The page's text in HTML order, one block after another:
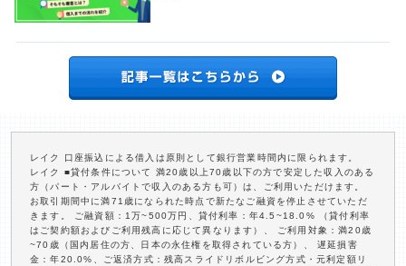
レイク 口座振込による借入は原則として銀行営業時間内に限られます。
レイク ■貸付条件について 満20歳以上70歳以下の方で安定した収入のある
方（パート・アルバイトで収入のある方も可）は、ご利用いただけます。
お取引期間中に満71歳になられた時点で新たなご融資を停止させていただ
きます。 ご融資額：1万~500万円、貸付利率：年4.5~18.0% （貸付利率
はご契約額およびご利用残高に応じて異なります）、 ご利用対象：満20歳
~70歳（国内居住の方、日本の永住権を取得されている方）、 遅延損害
金：年20.0%、ご返済方式：残高スライドリボルビング方式・元利定額リ